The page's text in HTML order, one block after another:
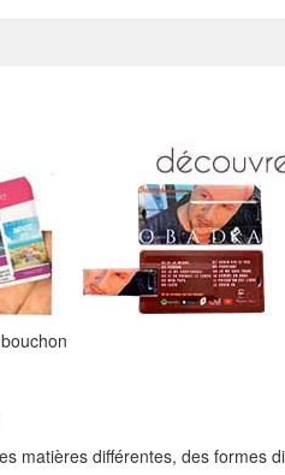
matières différentes, des formes